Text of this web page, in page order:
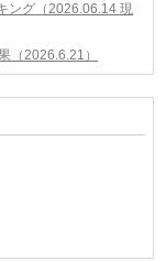
ング（2026.06.14 現
（2026.6.21）